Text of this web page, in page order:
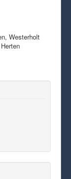
Westerholt